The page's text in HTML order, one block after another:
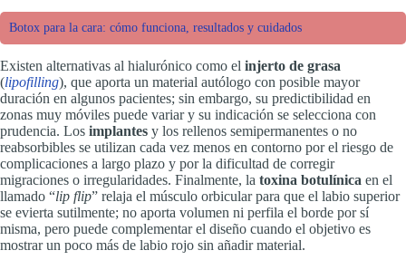
Botox para la cara: cómo funciona, resultados y cuidados
Existen alternativas al hialurónico como el injerto de grasa
(lipofilling), que aporta un material autólogo con posible mayor
duración en algunos pacientes; sin embargo, su predictibilidad en
zonas muy móviles puede variar y su indicación se selecciona con
prudencia. Los implantes y los rellenos semipermanentes o no
reabsorbibles se utilizan cada vez menos en contorno por el riesgo de
complicaciones a largo plazo y por la dificultad de corregir
migraciones o irregularidades. Finalmente, la toxina botulínica en el
llamado “lip flip” relaja el músculo orbicular para que el labio superior
se evierta sutilmente; no aporta volumen ni perfila el borde por sí
misma, pero puede complementar el diseño cuando el objetivo es
mostrar un poco más de labio rojo sin añadir material.